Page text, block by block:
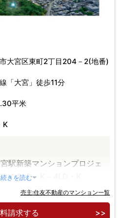
大宮区東町2丁目204－2(地番)
「大宮」徒歩11分
平米
K
駅新築マンションプロジェ
て 2LD・K～4LD・K
11分。氷川参道徒歩2分。氷
きを読む
売主:住友不動産のマンション一覧
請求する